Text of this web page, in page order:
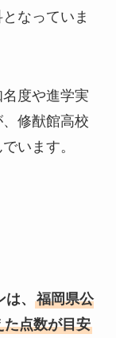
なっていま
度や進学実
修猷館高校
います。
、 福岡県公
た点数が目安